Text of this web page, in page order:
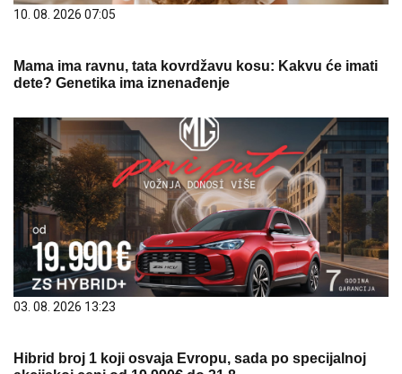
03. 08. 2026 13:23
Hibrid broj 1 koji osvaja Evropu, sada po specijalnoj
akcijskoj ceni od 19.990€ do 31.8.